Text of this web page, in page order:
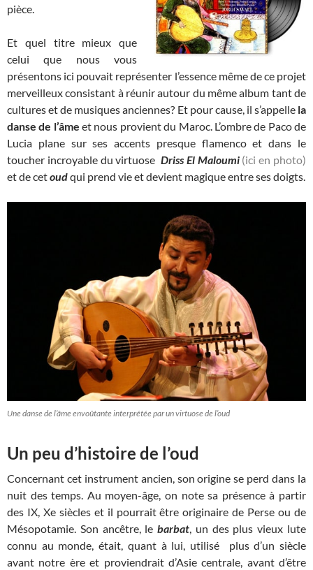
pièce.
Et quel titre mieux que
celui que nous vous
présentons ici pouvait représenter l’essence même de ce projet
merveilleux consistant à réunir autour du même album tant de
cultures et de musiques anciennes? Et pour cause, il s’appelle la
danse de l’âmeet nous provient du Maroc. L’ombre de Paco de
Lucia plane sur ses accents presque flamenco et dans le
toucher incroyable du virtuose Driss El Maloumi (ici en photo)
et de cetoudqui prend vie et devient magique entre ses doigts.
Une danse de l’âme envoûtante interprétée par un virtuose de l’oud
Un peu d’histoire de l’oud
Concernant cet instrument ancien, son origine se perd dans la
nuit des temps. Au moyen-âge, on note sa présence à partir
des IX, Xe siècles et il pourrait être originaire de Perse ou de
Mésopotamie. Son ancêtre, lebarbat, un des plus vieux lute
connu au monde, était, quant à lui, utilisé plus d’un siècle
avant notre ère et proviendrait d’Asie centrale, avant d’être